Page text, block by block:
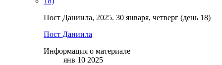
Пост Даниила, 2025. 30 января, четверг (день 18)
Пост Даниила
Информация о материале
янв 10 2025